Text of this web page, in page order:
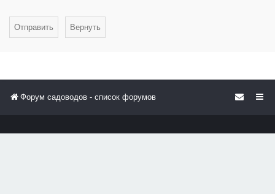
Форум садоводов - список форумов